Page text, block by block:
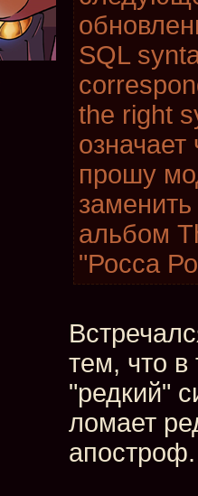
SQL
the right
означает
прошу
альбом
"Росса
тем, что в
"редкий"
ломает
апостроф.